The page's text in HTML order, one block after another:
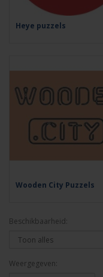
Heye puzzels
Wooden City Puzzels
Beschikbaarheid:
Weergegeven: